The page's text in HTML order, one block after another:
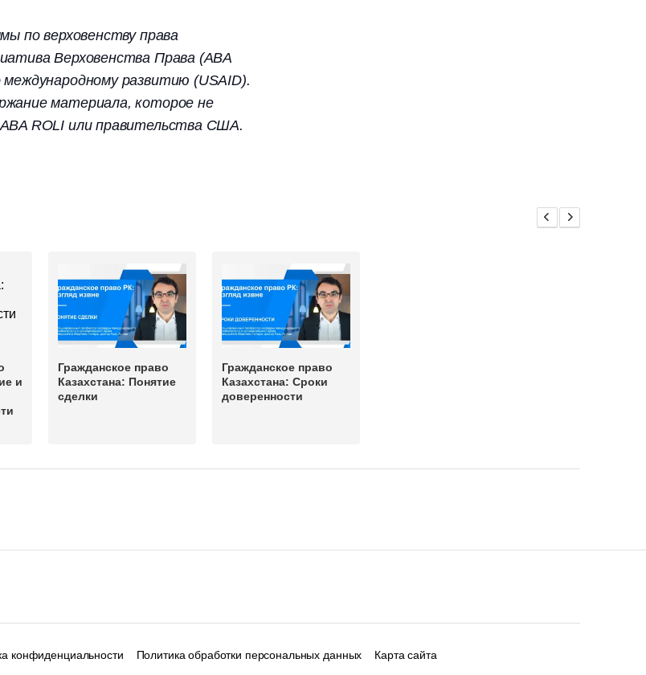
по верховенству права
Верховенства Права (ABA
развитию (USAID).
материала, которое не
ROLI или правительства США.
и
Гражданское право
Казахстана: Понятие
сделки
Гражданское право
Казахстана: Сроки
доверенности
конфиденциальности Политика обработки персональных данных Карта сайта